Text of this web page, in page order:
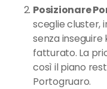
Posizionare
sceglie cluster,
senza
fatturato. La
così il piano
Portogruaro.